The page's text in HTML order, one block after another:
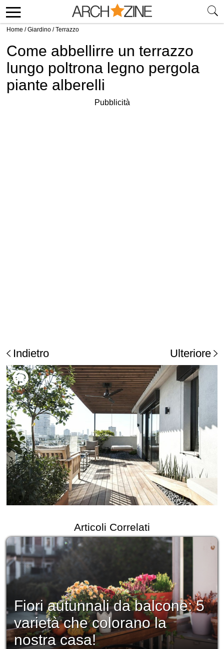
Home /Giardino /Terrazzo
Come abbellirre un terrazzo
lungo poltrona legno pergola
piante alberelli
Pubblicità
Indietro Ulteriore
Articoli Correlati
Fiori autunnali da balcone: 5
varietà che colorano la
nostra casa!